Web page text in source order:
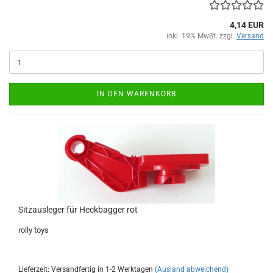
4,14 EUR
inkl. 19% MwSt. zzgl. Versand
IN DEN WARENKORB
Sitzausleger für Heckbagger rot
rolly toys
Lieferzeit: Versandfertig in 1-2 Werktagen (Ausland abweichend)